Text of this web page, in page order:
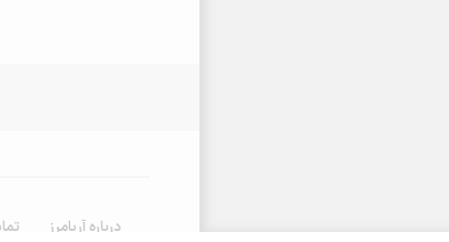
درباره آریامرز